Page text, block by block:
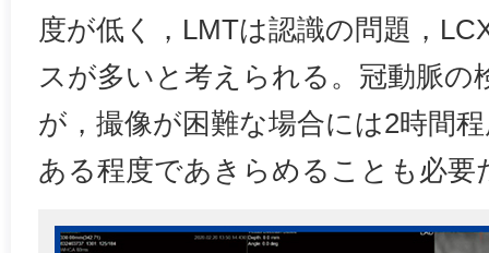
度が低く，LMTは認識の問題，
スが多いと考えられる。冠動脈の
が，撮像が困難な場合には2時間
ある程度であきらめることも必要